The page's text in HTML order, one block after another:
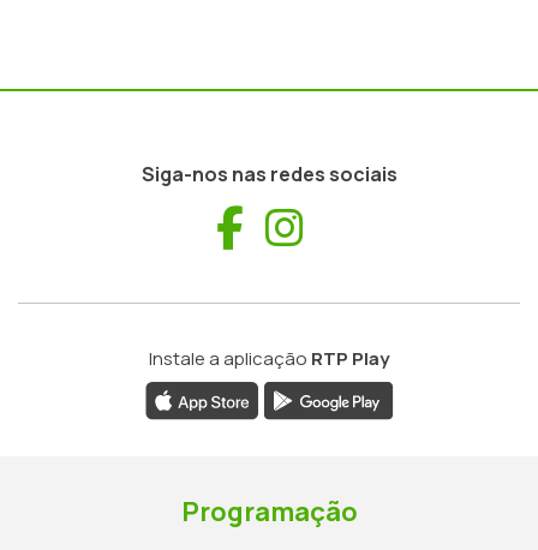
Siga-nos nas redes sociais
Facebook
Instale a aplicação RTP Play
Programação